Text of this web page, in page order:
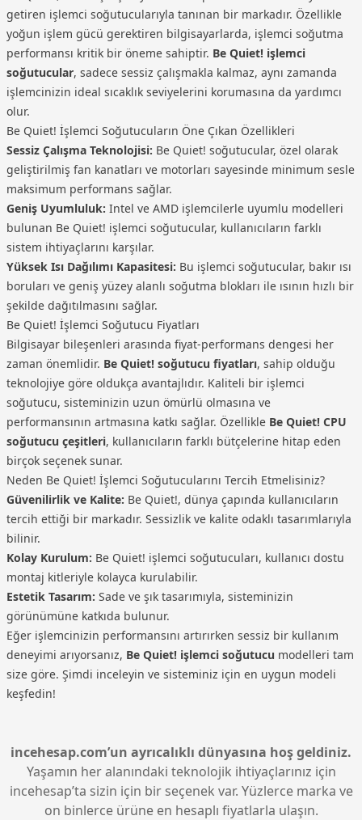
serisi daha üst seviye performans isteyenlere hitap
eder. Sıvı soğutucu serileri ise hem şık tasarım hem
de güçlü performans arayan kullanıcılar için idealdir.
Bu çeşitlilik sayesinde her bütçeye uygun bir çözüm
bulmak mümkündür.
getiren işlemci soğutucularıyla tanınan bir markadır. Özellikle
yoğun işlem gücü gerektiren bilgisayarlarda, işlemci soğutma
performansı kritik bir öneme sahiptir. Be Quiet! işlemci
soğutucular, sadece sessiz çalışmakla kalmaz, aynı zamanda
işlemcinizin ideal sıcaklık seviyelerini korumasına da yardımcı
olur.
Be Quiet! İşlemci Soğutucuların Öne Çıkan Özellikleri
Sessiz Çalışma Teknolojisi: Be Quiet! soğutucular, özel olarak
geliştirilmiş fan kanatları ve motorları sayesinde minimum sesle
maksimum performans sağlar.
Geniş Uyumluluk: Intel ve AMD işlemcilerle uyumlu modelleri
bulunan Be Quiet! işlemci soğutucular, kullanıcıların farklı
sistem ihtiyaçlarını karşılar.
Yüksek Isı Dağılımı Kapasitesi: Bu işlemci soğutucular, bakır ısı
boruları ve geniş yüzey alanlı soğutma blokları ile ısının hızlı bir
şekilde dağıtılmasını sağlar.
Be Quiet! İşlemci Soğutucu Fiyatları
Bilgisayar bileşenleri arasında fiyat-performans dengesi her
zaman önemlidir. Be Quiet! soğutucu fiyatları, sahip olduğu
teknolojiye göre oldukça avantajlıdır. Kaliteli bir işlemci
soğutucu, sisteminizin uzun ömürlü olmasına ve
performansının artmasına katkı sağlar. Özellikle Be Quiet! CPU
soğutucu çeşitleri, kullanıcıların farklı bütçelerine hitap eden
birçok seçenek sunar.
Neden Be Quiet! İşlemci Soğutucularını Tercih Etmelisiniz?
Güvenilirlik ve Kalite: Be Quiet!, dünya çapında kullanıcıların
tercih ettiği bir markadır. Sessizlik ve kalite odaklı tasarımlarıyla
bilinir.
Kolay Kurulum: Be Quiet! işlemci soğutucuları, kullanıcı dostu
montaj kitleriyle kolayca kurulabilir.
Estetik Tasarım: Sade ve şık tasarımıyla, sisteminizin
görünümüne katkıda bulunur.
Eğer işlemcinizin performansını artırırken sessiz bir kullanım
deneyimi arıyorsanız, Be Quiet! işlemci soğutucu modelleri tam
size göre. Şimdi inceleyin ve sisteminiz için en uygun modeli
keşfedin!
incehesap.com’un ayrıcalıklı dünyasına hoş geldiniz.
Yaşamın her alanındaki teknolojik ihtiyaçlarınız için
incehesap’ta sizin için bir seçenek var. Yüzlerce marka ve
on binlerce ürüne en hesaplı fiyatlarla ulaşın.